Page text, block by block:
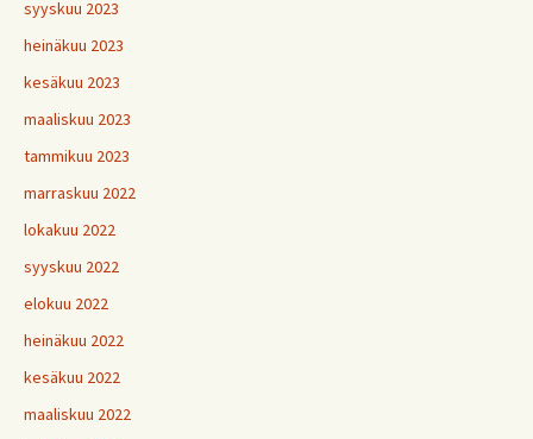
syyskuu 2023
heinäkuu 2023
kesäkuu 2023
maaliskuu 2023
tammikuu 2023
marraskuu 2022
lokakuu 2022
syyskuu 2022
elokuu 2022
heinäkuu 2022
kesäkuu 2022
maaliskuu 2022